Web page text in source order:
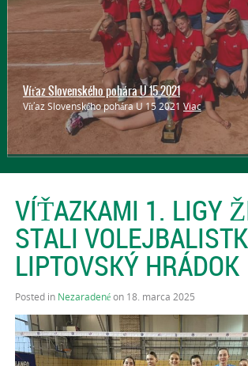
Hľadáme talenty
Páči sa ti volejbal? Chcela by si sa ho naučiť? Máš 8
sa ti zdá, že si príliš vysoká? Tak sa príď pozrieť a
kamarátkam! Ideálny šport = VOLEJBAL
Víťaz Slovenského pohára U 15 2021
Víťaz Slovenského pohára U 15 2021 Viac
VÍŤAZKAMI 1. LIGY
STALI
LIPTOVSKÝ HRÁDOK
Posted in Nezaradenéon 18. marca 2025